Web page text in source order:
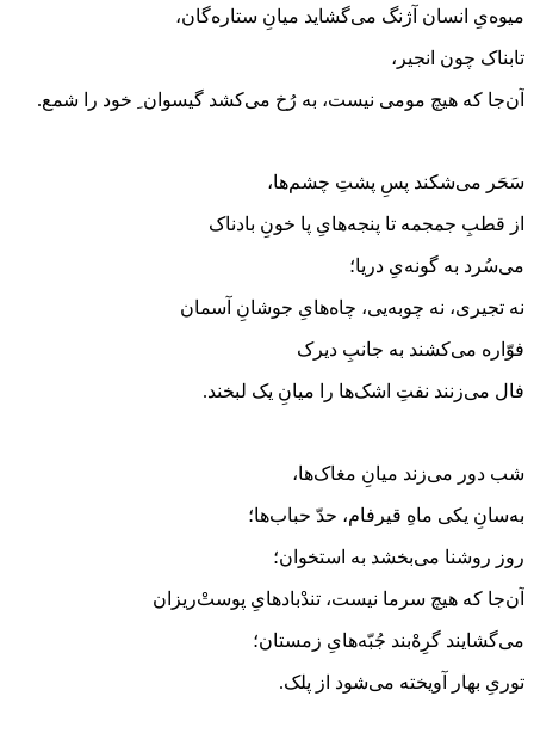
میوه‌یِ انسان آژنگ می‌گشاید میانِ ستاره‌گان،
تابناک چون انجیر،
آن‌جا که هیچ مومی نیست، به رُخ می‌کشد گیسوان ِ خود را شمع.
سَحَر می‌شکند پسِ پشتِ چشم‌ها،
از قطبِ جمجمه تا پنجه‌هایِ پا خونِ بادناک
می‌سُرد به گونه‌یِ دریا؛
نه تجیری، نه چوبه‌یی، چاه‌هایِ جوشانِ آسمان
فوّاره می‌کشند به جانبِ دیرک
فال می‌زنند نفتِ اشک‌ها را میانِ یک لبخند.
شب دور می‌زند میانِ مغاک‌ها،
به‌سانِ یکی ماهِ قیرفام، حدّ حباب‌ها؛
روز روشنا می‌بخشد به استخوان؛
آن‌جا که هیچ سرما نیست، تندْبادهایِ پوست‌ْریزان
می‌گشایند گرِه‌ْبند جُبّه‌هایِ زمستان؛
توریِ بهار آویخته می‌شود از پلک.